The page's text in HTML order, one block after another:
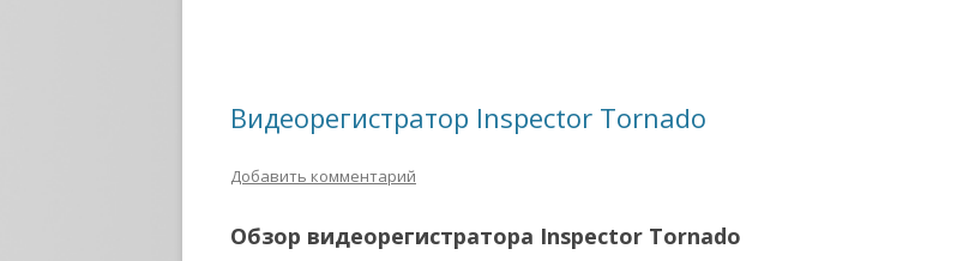
Видеорегистратор Inspector Tornado
Добавить комментарий
Обзор видеорегистратора Inspector Tornado